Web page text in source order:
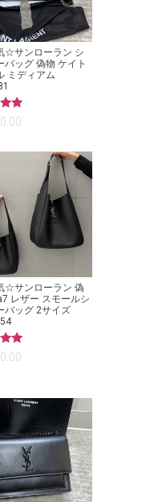
☆サンローラン シ
バッグ 偽物 ケイト
ミディアム
☆サンローラン 偽
レザー スモールシ
バッグ 2サイズ